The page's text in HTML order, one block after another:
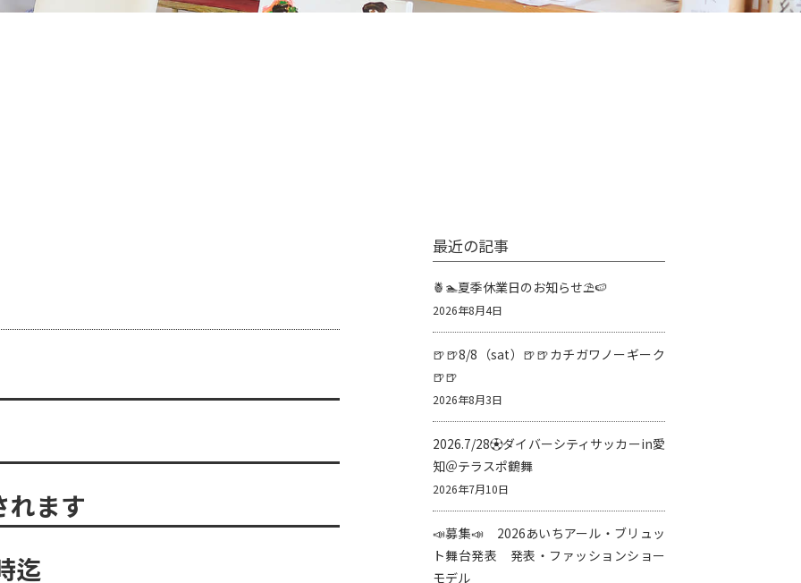
れます
迄
最近の記事
🍍🏊夏季休業日のお知らせ⛱️🍉
2026年8月4日
🍺🍺8/8（sat）🍺🍺カチガワノーギーク
🍺🍺
2026年8月3日
2026.7/28⚽️ダイバーシティサッカーin愛
知＠テラスポ鶴舞
2026年7月10日
📣募集📣 2026あいちアール・ブリュッ
ト舞台発表 発表・ファッションショー
モデル